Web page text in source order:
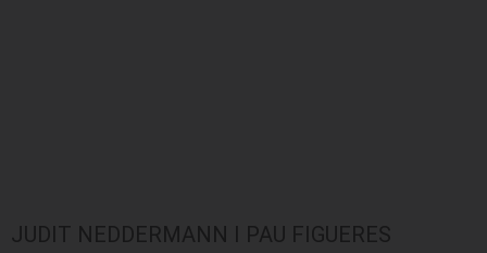
JUDIT NEDDERMANN I PAU FIGUERES